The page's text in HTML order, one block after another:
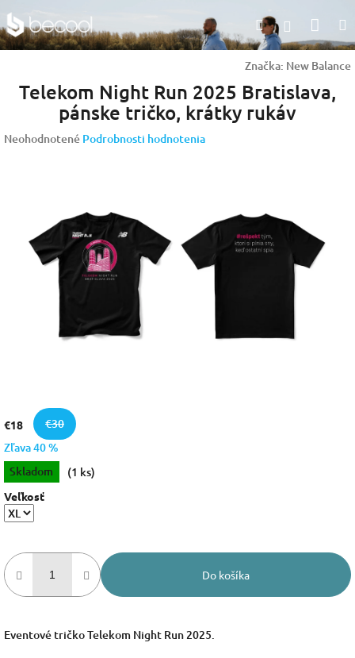
na
obsah
Hľadať
Značka: New Balance
Telekom Night Run 2025 Bratislava,
pánske tričko, krátky rukáv
Priemerné
hviezdičiek.
Neohodnotené Podrobnosti hodnotenia
€18
€30
Zľava 40 %
Jednotková
cena:
Skladom (1 ks)
Veľkosť
Do košíka
Eventové tričko Telekom Night Run 2025.